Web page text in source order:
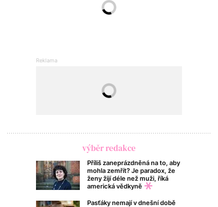
výběr redakce
Příliš zaneprázdněná na to, aby
mohla zemřít? Je paradox, že
ženy žijí déle než muži, říká
americká vědkyně
Pasťáky nemají v dnešní době